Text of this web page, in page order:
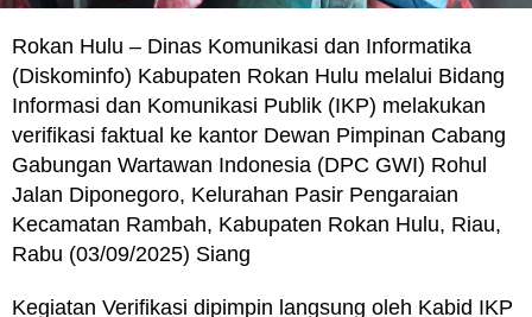
Rokan Hulu – Dinas Komunikasi dan Informatika
(Diskominfo) Kabupaten Rokan Hulu melalui Bidang
Informasi dan Komunikasi Publik (IKP) melakukan
verifikasi faktual ke kantor Dewan Pimpinan Cabang
Gabungan Wartawan Indonesia (DPC GWI) Rohul
Jalan Diponegoro, Kelurahan Pasir Pengaraian
Kecamatan Rambah, Kabupaten Rokan Hulu, Riau,
Rabu (03/09/2025) Siang
Kegiatan Verifikasi dipimpin langsung oleh Kabid IKP